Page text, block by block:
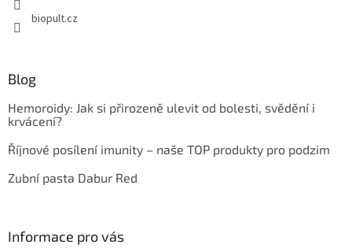
biopult.cz
Blog
Hemoroidy: Jak si přirozeně ulevit od bolesti, svědění i
krvácení?
Říjnové posílení imunity – naše TOP produkty pro podzim
Zubní pasta Dabur Red
Informace pro vás